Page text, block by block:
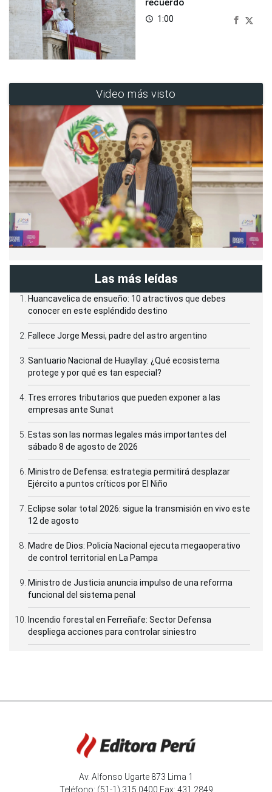
recuerdo
access_time 1:00
Video más visto
Las más leídas
Huancavelica de ensueño: 10 atractivos que debes
conocer en este espléndido destino
Fallece Jorge Messi, padre del astro argentino
Santuario Nacional de Huayllay: ¿Qué ecosistema
protege y por qué es tan especial?
Tres errores tributarios que pueden exponer a las
empresas ante Sunat
Estas son las normas legales más importantes del
sábado 8 de agosto de 2026
Ministro de Defensa: estrategia permitirá desplazar
Ejército a puntos críticos por El Niño
Eclipse solar total 2026: sigue la transmisión en vivo este
12 de agosto
Madre de Dios: Policía Nacional ejecuta megaoperativo
de control territorial en La Pampa
Ministro de Justicia anuncia impulso de una reforma
funcional del sistema penal
Incendio forestal en Ferreñafe: Sector Defensa
despliega acciones para controlar siniestro
Av. Alfonso Ugarte 873 Lima 1
Teléfono: (51-1) 315 0400 Fax: 431 2849